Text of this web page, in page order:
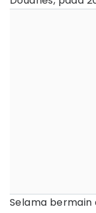
Selama bermain